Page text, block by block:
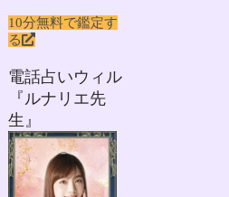
10分無料で鑑定す
る
電話占いウィル
『ルナリエ先
生』